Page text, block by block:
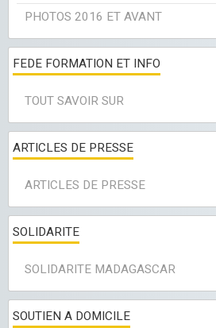
PHOTOS 2016 ET AVANT
FEDE FORMATION ET INFO
TOUT SAVOIR SUR
ARTICLES DE PRESSE
ARTICLES DE PRESSE
SOLIDARITE
SOLIDARITE MADAGASCAR
SOUTIEN A DOMICILE